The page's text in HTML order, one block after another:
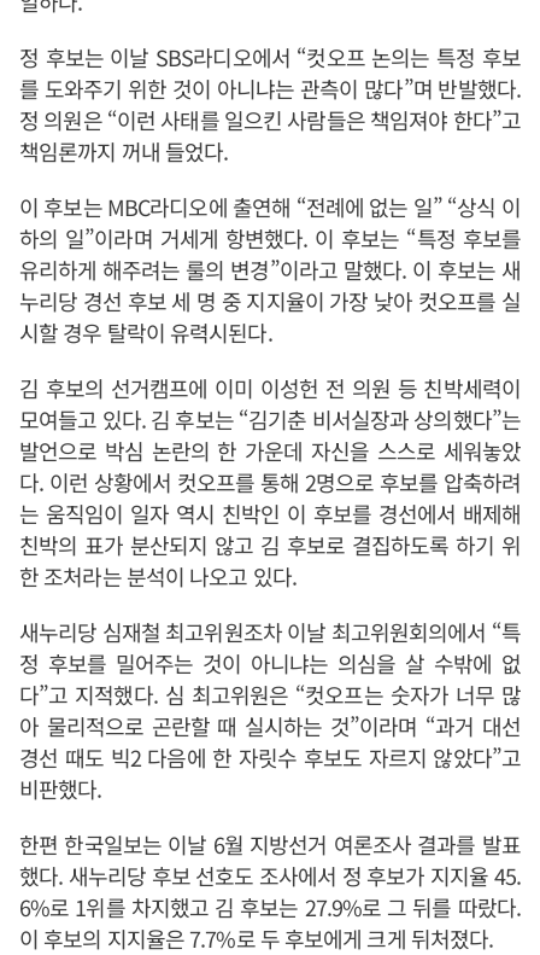
정 후보는 이날 SBS라디오에서 “컷오프 논의는 특정 후보
를 도와주기 위한 것이 아니냐는 관측이 많다”며 반발했다.
정 의원은 “이런 사태를 일으킨 사람들은 책임져야 한다”고
책임론까지 꺼내 들었다.
이 후보는 MBC라디오에 출연해 “전례에 없는 일” “상식 이
하의 일”이라며 거세게 항변했다. 이 후보는 “특정 후보를
유리하게 해주려는 룰의 변경”이라고 말했다. 이 후보는 새
누리당 경선 후보 세 명 중 지지율이 가장 낮아 컷오프를 실
시할 경우 탈락이 유력시된다.
김 후보의 선거캠프에 이미 이성헌 전 의원 등 친박세력이
모여들고 있다. 김 후보는 “김기춘 비서실장과 상의했다”는
발언으로 박심 논란의 한 가운데 자신을 스스로 세워놓았
다. 이런 상황에서 컷오프를 통해 2명으로 후보를 압축하려
는 움직임이 일자 역시 친박인 이 후보를 경선에서 배제해
친박의 표가 분산되지 않고 김 후보로 결집하도록 하기 위
한 조처라는 분석이 나오고 있다.
새누리당 심재철 최고위원조차 이날 최고위원회의에서 “특
정 후보를 밀어주는 것이 아니냐는 의심을 살 수밖에 없
다”고 지적했다. 심 최고위원은 “컷오프는 숫자가 너무 많
아 물리적으로 곤란할 때 실시하는 것”이라며 “과거 대선
경선 때도 빅2 다음에 한 자릿수 후보도 자르지 않았다”고
비판했다.
한편 한국일보는 이날 6월 지방선거 여론조사 결과를 발표
했다. 새누리당 후보 선호도 조사에서 정 후보가 지지율 45.
6%로 1위를 차지했고 김 후보는 27.9%로 그 뒤를 따랐다.
이 후보의 지지율은 7.7%로 두 후보에게 크게 뒤처졌다.